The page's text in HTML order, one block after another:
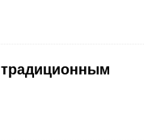
традиционным